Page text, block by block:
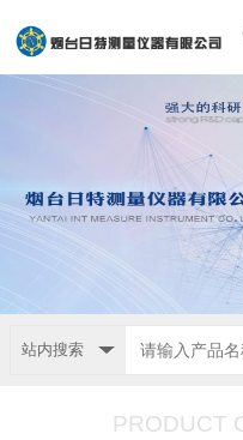
站内搜索
PRODUCT